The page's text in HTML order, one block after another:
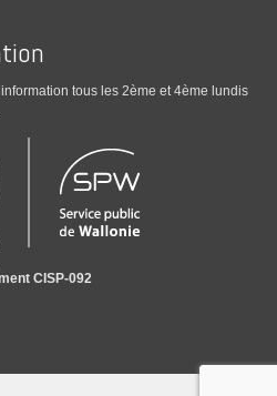
tous les 2ème et 4ème lundis
CISP-092